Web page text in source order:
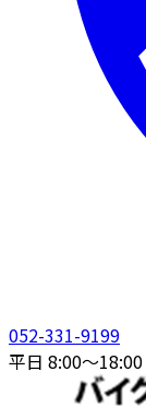
052-331-9199
平日 8:00〜